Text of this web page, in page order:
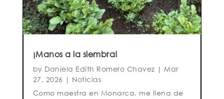
¡Manos a la siembra!
by Daniela Edith Romero Chavez | Mar
27, 2026 | Noticias
Como maestra en Monarca, me llena de